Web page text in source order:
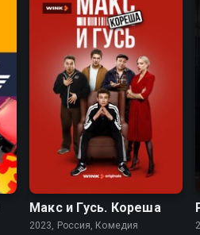
Макс и Гусь. Кореша
2023, Россия, Комедия